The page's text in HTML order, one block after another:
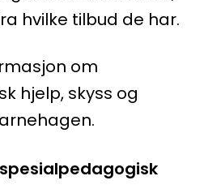
hvilke tilbud de har.
om
hjelp, skyss og